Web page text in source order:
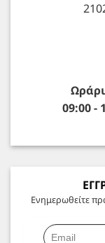
09:00 -
Ενημερωθείτε